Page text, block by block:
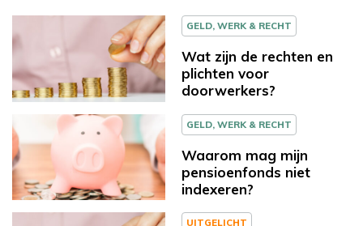
GELD, WERK & RECHT
Wat zijn de rechten en
plichten voor
doorwerkers?
GELD, WERK & RECHT
Waarom mag mijn
pensioenfonds niet
indexeren?
UITGELICHT